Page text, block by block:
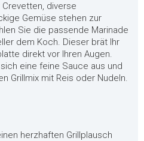
diverse
Gemüse stehen zur
Sie die passende Marinade
dem Koch. Dieser brät Ihr
direkt vor Ihren Augen.
eine feine Sauce aus und
Grillmix mit Reis oder Nudeln.
herzhaften Grillplausch